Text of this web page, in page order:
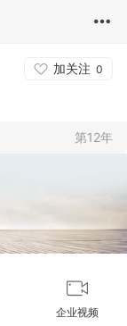
加关注 0
第12年
企业视频